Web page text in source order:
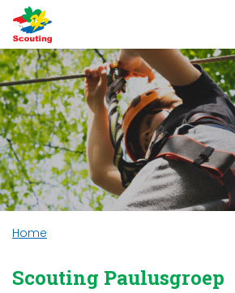
Home
Scouting Paulusgroep